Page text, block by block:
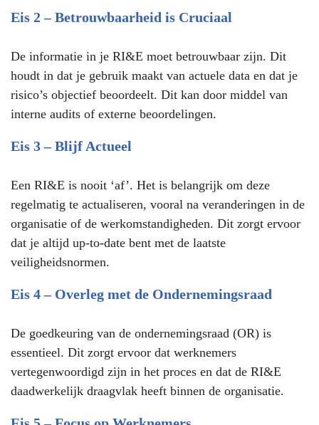
Eis 2 – Betrouwbaarheid is Cruciaal
De informatie in je RI&E moet betrouwbaar zijn. Dit
houdt in dat je gebruik maakt van actuele data en dat je
risico’s objectief beoordeelt. Dit kan door middel van
interne audits of externe beoordelingen.
Eis 3 – Blijf Actueel
Een RI&E is nooit ‘af’. Het is belangrijk om deze
regelmatig te actualiseren, vooral na veranderingen in de
organisatie of de werkomstandigheden. Dit zorgt ervoor
dat je altijd up-to-date bent met de laatste
veiligheidsnormen.
Eis 4 – Overleg met de Ondernemingsraad
De goedkeuring van de ondernemingsraad (OR) is
essentieel. Dit zorgt ervoor dat werknemers
vertegenwoordigd zijn in het proces en dat de RI&E
daadwerkelijk draagvlak heeft binnen de organisatie.